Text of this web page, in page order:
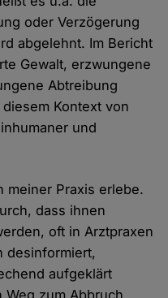
oder Verzögerung
abgelehnt. Im Bericht
Gewalt, erzwungene
Abtreibung
Kontext von
und
meiner Praxis erlebe.
dass ihnen
oft in Arztpraxen
desinformiert,
aufgeklärt